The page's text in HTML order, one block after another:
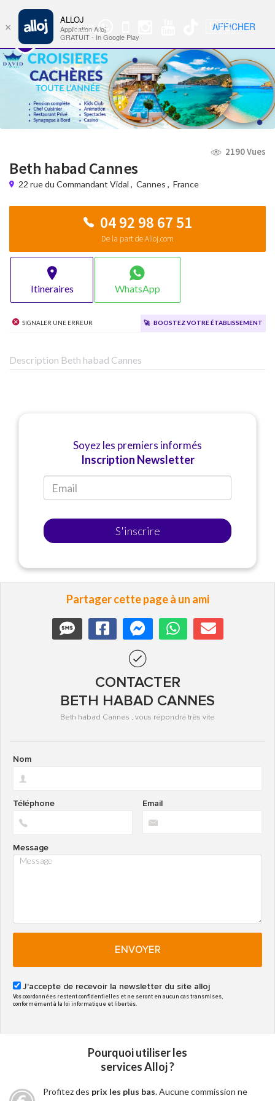
Groupe
WhatsApp
🇺🇸 Nav
2190 Vues
Beth habad Cannes
22 rue du Commandant Vidal , Cannes , France
04 92 98 67 51
De la part de Alloj.com
Itineraires WhatsApp
Signaler une erreur 🚀 Boostez votre établissement
Description Beth habad Cannes
Soyez les premiers informés
Inscription Newsletter
S'inscrire
Partager cette page à un ami
CONTACTER
BETH HABAD CANNES
Beth habad Cannes , vous répondra très vite
Nom
Email
Téléphone
Message
ENVOYER
J'accepte de recevoir la newsletter du site alloj
Vos coordonnées restent confidentielles et ne seront en aucun cas transmises,
conformément à la loi informatique et libertés.
Pourquoi utiliser les
services Alloj ?
Profitez des prix les plus bas. Aucune commission ne
×
ALLOJ
Application Alloj
GRATUIT - In Google Play
AFFICHER